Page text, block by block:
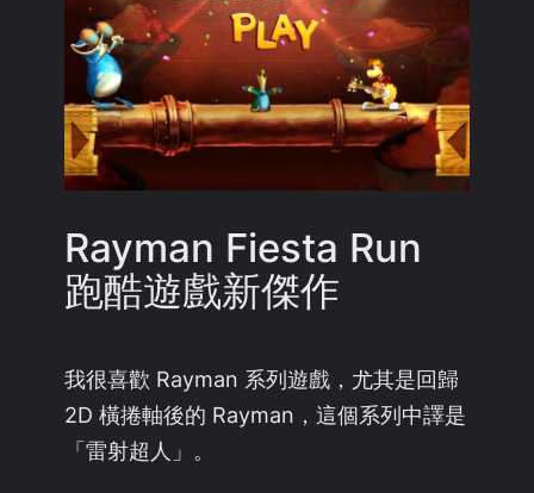
Rayman Fiesta Run
跑酷遊戲新傑作
我很喜歡 Rayman 系列遊戲，尤其是回歸
2D 橫捲軸後的 Rayman，這個系列中譯是
「雷射超人」。